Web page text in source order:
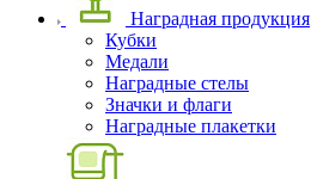
Наградная продукция
Кубки
Медали
Наградные стелы
Значки и флаги
Наградные плакетки